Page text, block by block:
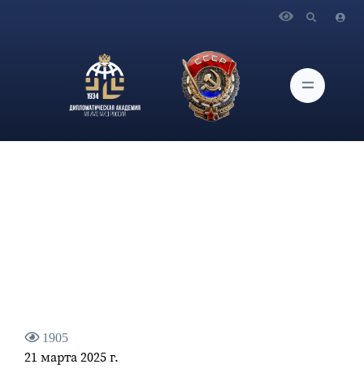
награждении орденом Святого апостола Андрея
Первозванного Лаврова С.В."
1905
21 марта 2025 г.